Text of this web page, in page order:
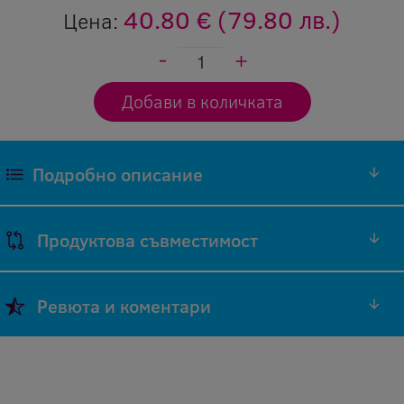
Цена: 40.80 € (79.80 лв.)
Подробно описание
Продуктова съвместимост
на
принтер
Модел на
оригинален
консуматив
Ревюта и коментари